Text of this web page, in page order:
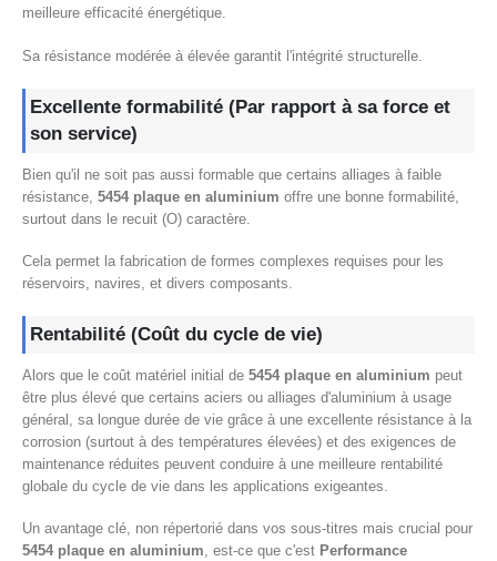
meilleure efficacité énergétique.
Sa résistance modérée à élevée garantit l'intégrité structurelle.
Excellente formabilité (Par rapport à sa force et
son service)
Bien qu'il ne soit pas aussi formable que certains alliages à faible
résistance, 5454 plaque en aluminium offre une bonne formabilité,
surtout dans le recuit (O) caractère.
Cela permet la fabrication de formes complexes requises pour les
réservoirs, navires, et divers composants.
Rentabilité (Coût du cycle de vie)
Alors que le coût matériel initial de 5454 plaque en aluminium peut
être plus élevé que certains aciers ou alliages d'aluminium à usage
général, sa longue durée de vie grâce à une excellente résistance à la
corrosion (surtout à des températures élevées) et des exigences de
maintenance réduites peuvent conduire à une meilleure rentabilité
globale du cycle de vie dans les applications exigeantes.
Un avantage clé, non répertorié dans vos sous-titres mais crucial pour
5454 plaque en aluminium, est-ce que c'est Performance